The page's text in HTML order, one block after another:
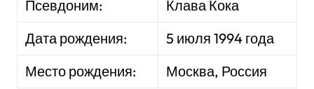
Псевдоним:
Клава Кока
Дата рождения:
5 июля 1994 года
Место рождения:
Москва, Россия